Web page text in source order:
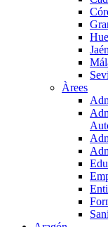
Jaén
Àrees